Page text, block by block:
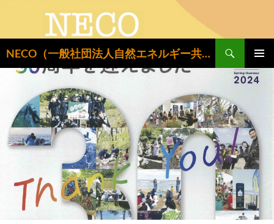
NECO（一般社団法人自然エネルギー共同設置推進機構）
索
メインメ
ニュー
へ
ス